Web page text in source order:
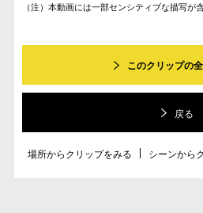
本動画には一部センシティブな描写が
このクリップの
戻る
場所からクリップをみる シーンから